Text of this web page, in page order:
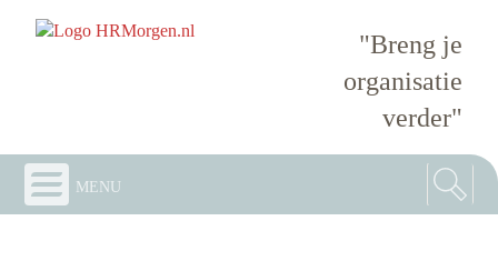
"Breng je
organisatie
verder"
menu